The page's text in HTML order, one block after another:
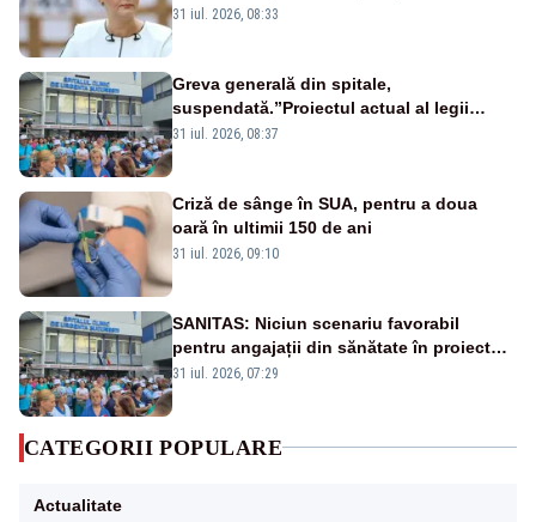
de milioane de euro, nu 500 de milioane”
31 iul. 2026, 08:33
Greva generală din spitale,
suspendată.”Proiectul actual al legii
salarizării nu mai există pentru noi”
31 iul. 2026, 08:37
Criză de sânge în SUA, pentru a doua
oară în ultimii 150 de ani
31 iul. 2026, 09:10
SANITAS: Niciun scenariu favorabil
pentru angajații din sănătate în proiectul
Legii salarizării
31 iul. 2026, 07:29
CATEGORII POPULARE
Actualitate